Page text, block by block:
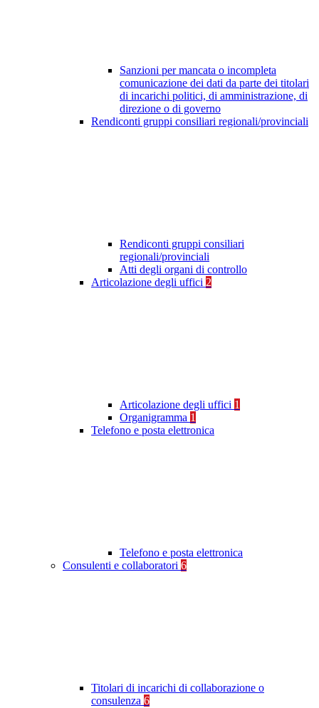
Sanzioni per mancata o incompleta
comunicazione dei dati da parte dei titolari
di incarichi politici, di amministrazione, di
direzione o di governo
Rendiconti gruppi consiliari regionali/provinciali
Rendiconti gruppi consiliari
regionali/provinciali
Atti degli organi di controllo
Articolazione degli uffici 2
Articolazione degli uffici 1
Organigramma 1
Telefono e posta elettronica
Telefono e posta elettronica
Consulenti e collaboratori 6
Titolari di incarichi di collaborazione o
consulenza 6